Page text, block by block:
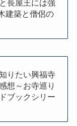
長屋王には強
建築と僧侶の
りたい興福寺
想～お寺巡り
ブックシリー